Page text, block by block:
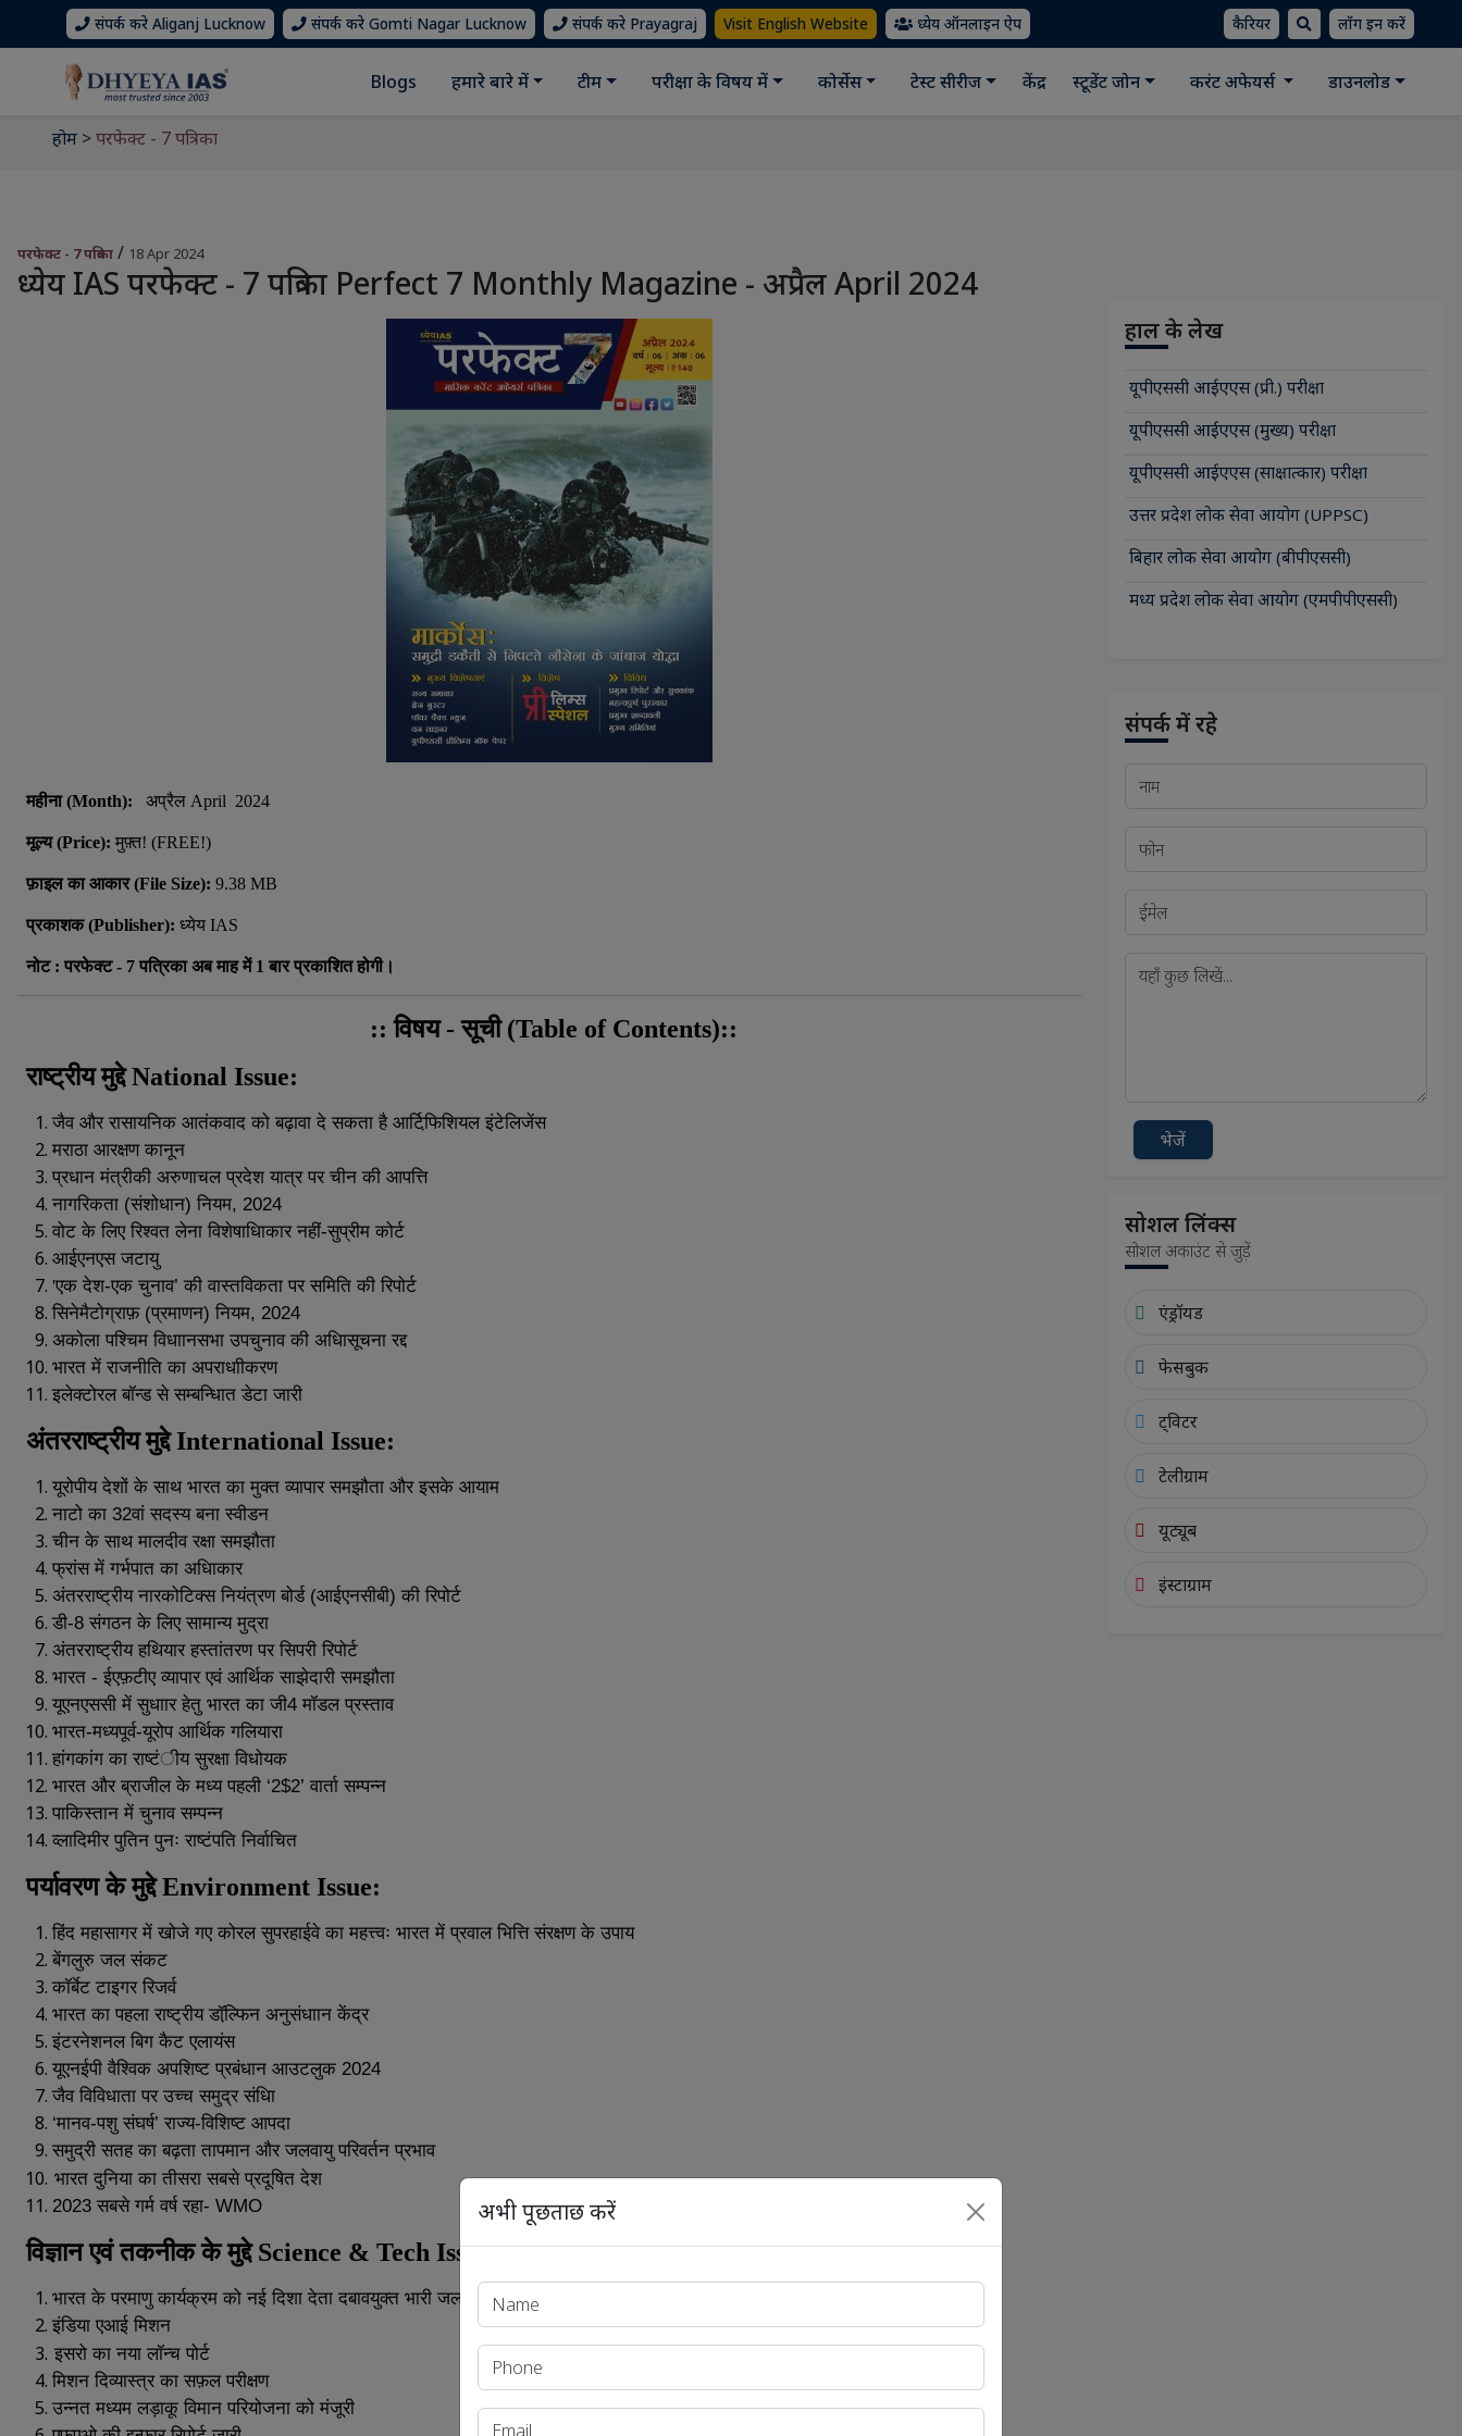
संपर्क करे Aliganj Lucknow संपर्क करे Gomti Nagar Lucknow संपर्क करे Prayagraj Visit English Website ध्येय ऑनलाइन ऐप कैरियर लॉग इन करें
Blogs हमारे बारे में टीम परीक्षा के विषय में कोर्सेस टेस्ट सीरीज केंद्र स्टूडेंट जोन करंट अफेयर्स डाउनलोड
होम >परफेक्ट - 7 पत्रिका
परफेक्ट - 7 पत्रिका / 18 Apr 2024
ध्येय IAS परफेक्ट - 7 पत्रिका Perfect 7 Monthly Magazine - अप्रैल April 2024
महीना(Month): अप्रैल April 2024
मूल्य(Price): मुफ़्त! (FREE!)
फ़ाइल का आकार(File Size): 9.38 MB
प्रकाशक(Publisher): ध्येय IAS
नोट: परफेक्ट- 7 पत्रिका अब माह में1 बार प्रकाशित होगी।
::विषय-सूची(Table of Contents)::
राष्ट्रीय मुद्देNational Issue:
जैव और रासायनिक आतंकवाद को बढ़ावा दे सकता है आर्टिफि़शियल इंटेलिजेंस
मराठा आरक्षण कानून
प्रधान मंत्रीकी अरुणाचल प्रदेश यात्र पर चीन की आपत्ति
नागरिकता (संशोधान) नियम, 2024
वोट के लिए रिश्वत लेना विशेषाधिाकार नहीं-सुप्रीम कोर्ट
आईएनएस जटायु
'एक देश-एक चुनाव’ की वास्तविकता पर समिति की रिपोर्ट
सिनेमैटोग्राफ़(प्रमाणन) नियम, 2024
अकोला पश्चिम विधाानसभा उपचुनाव की अधिासूचना रद्द
भारत में राजनीति का अपराधाीकरण
इलेक्टोरल बॉन्ड से सम्बन्धिात डेटा जारी
अंतरराष्ट्रीय मुद्देInternational Issue:
यूरोपीय देशों के साथ भारत का मुक्त व्यापार समझौता और इसके आयाम
नाटो का 32वां सदस्य बना स्वीडन
चीन के साथ मालदीव रक्षा समझौता
फ्रांस में गर्भपात का अधिाकार
अंतरराष्ट्रीय नारकोटिक्स नियंत्रण बोर्ड(आईएनसीबी) की रिपोर्ट
डी-8 संगठन के लिए सामान्य मुद्रा
अंतरराष्ट्रीय हथियार हस्तांतरण पर सिपरी रिपोर्ट
भारत - ईएफ़टीए व्यापार एवं आर्थिक साझेदारी समझौता
यूएनएससी में सुधाार हेतु भारत का जी4 मॉडल प्रस्ताव
भारत-मध्यपूर्व-यूरोप आर्थिक गलियारा
हांगकांग का राष्टंीय सुरक्षा विधोयक
भारत और ब्राजील के मध्य पहली ‘2$2’ वार्ता सम्पन्न
पाकिस्तान में चुनाव सम्पन्न
व्लादिमीर पुतिन पुनः राष्टंपति निर्वाचित
पर्यावरण के मुद्देEnvironment Issue:
हिंद महासागर में खोजे गए कोरल सुपरहाईवे का महत्त्वः भारत में प्रवाल भित्ति संरक्षण के उपाय
बेंगलुरु जल संकट
कॉर्बेट टाइगर रिजर्व
भारत का पहला राष्ट्रीय डॉल्फि़न अनुसंधाान केंद्र
इंटरनेशनल बिग कैट एलायंस
यूएनईपी वैश्विक अपशिष्ट प्रबंधान आउटलुक 2024
जैव विविधाता पर उच्च समुद्र संधिा
‘मानव-पशु संघर्ष’ राज्य-विशिष्ट आपदा
समुद्री सतह का बढ़ता तापमान और जलवायु परिवर्तन प्रभाव
भारत दुनिया का तीसरा सबसे प्रदूषित देश
2023 सबसे गर्म वर्ष रहा- WMO
विज्ञान एवं तकनीक के मुद्देScience & Tech Issue:
भारत के परमाणु कार्यक्रम को नई दिशा देता दबावयुक्त भारी जल
रिएक्टर
इंडिया एआई मिशन
इसरो का नया लॉन्च पोर्ट
मिशन दिव्यास्त्र का सफ़ल परीक्षण
उन्नत मध्यम लड़ाकू विमान परियोजना को मंजूरी
हाल के लेख
यूपीएससी आईएएस (प्री.) परीक्षा
यूपीएससी आईएएस (मुख्य) परीक्षा
यूपीएससी आईएएस (साक्षात्कार) परीक्षा
उत्तर प्रदेश लोक सेवा आयोग (UPPSC)
बिहार लोक सेवा आयोग (बीपीएससी)
मध्य प्रदेश लोक सेवा आयोग (एमपीपीएससी)
संपर्क में रहे
भेजें
सोशल लिंक्स
सोशल अकाउंट से जुड़ें
एंड्रॉयड
फेसबुक
ट्विटर
टेलीग्राम
यूट्यूब
इंस्टाग्राम
अभी पूछताछ करें